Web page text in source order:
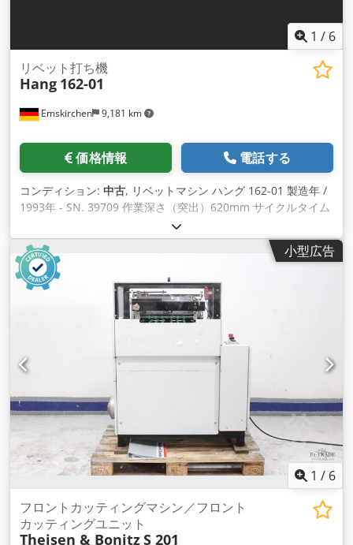
1 / 6
Emskirchen 9,181 km
リベット打ち機
Hang 162-01
価格情報 電話する
コンディション: 中古, リベットマシン ハング 162-01 製造年 /
1993年 - SN. 39709 作業深さ（突出）620mm サイクルタイム
0.7秒 リベットストローク55mm 作業高さ1100mm リベット径
2～4mm 駆動容量 0.37kW 半管状リベット、中実リベット、中
空リベット、管状リベット、2点リベットの加工に適していま
す。 ダブル中空リベット（リベットキャップ供給）、中～大型
シリーズ用リベットマシン 半管状リベット、中実リベット、中
空リベット、管状リベット、2点リベットの加工に適していま
す。 ダブルチューブリベット（リベットキャップの供給）、中
型から大型シリーズ用のリベットマシン WhatsAppによるオン
ラインビデオ検査 - MS Zoom - Telegram Crjdpov D H Htjfx
Ahyjf 在庫あり エムスキルヒェン/ニュルンベルク - すぐに入手
小型広告
1 / 6
フロントカッティングマシン／フロント
カッティングユニット
Theisen & BonitzS 201